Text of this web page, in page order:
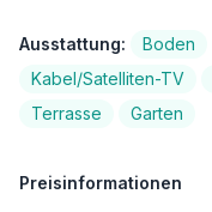
Ausstattung: Boden
Kabel/Satelliten-TV
Terrasse
Garten
Preisinformationen